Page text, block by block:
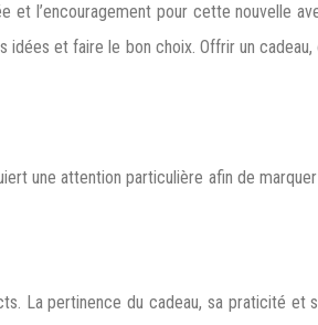
l’encouragement pour cette nouvelle
et faire le bon choix. Offrir un
une attention particulière afin de
La pertinence du cadeau, sa praticité et